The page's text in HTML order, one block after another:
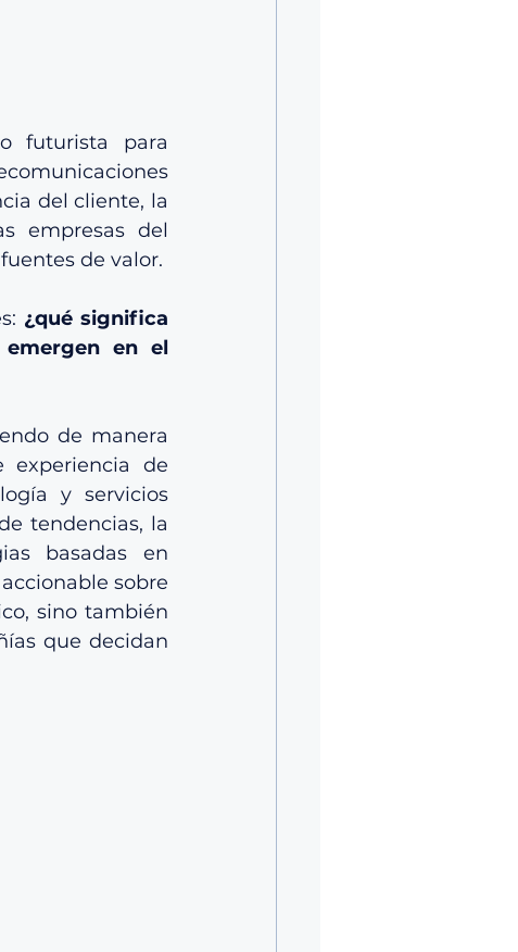
futurista para
del cliente, la
empresas del
de valor.
¿qué significa
en el
de manera
experiencia de
y servicios
tendencias, la
basadas en
sobre
sino también
que decidan